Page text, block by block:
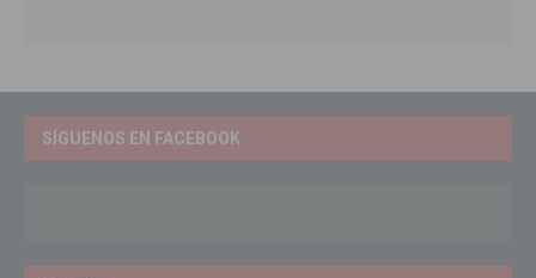
SÍGUENOS EN FACEBOOK